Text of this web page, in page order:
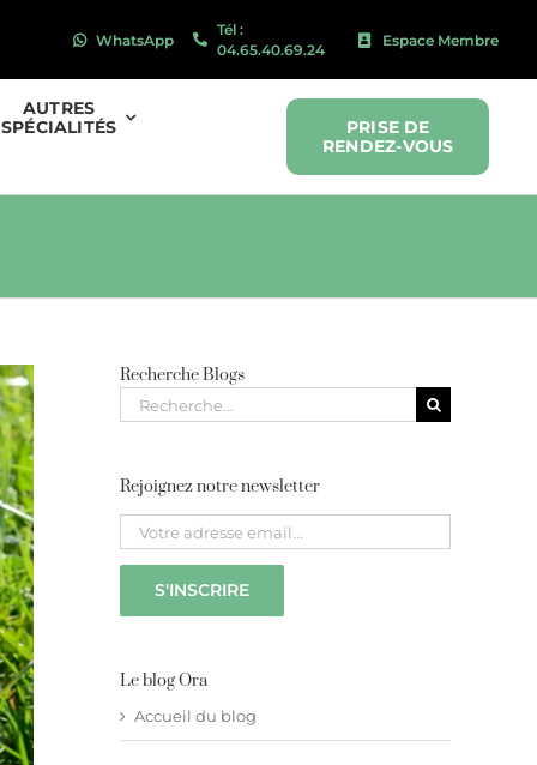
WhatsApp
Tél :
04.65.40.69.24
Espace Membre
AUTRES
SPÉCIALITÉS
PRISE DE
RENDEZ-VOUS
Recherche Blogs
Recherche
pour
Rejoignez notre newsletter
Please leave this field empty.
Le blog Ora
Accueil du blog